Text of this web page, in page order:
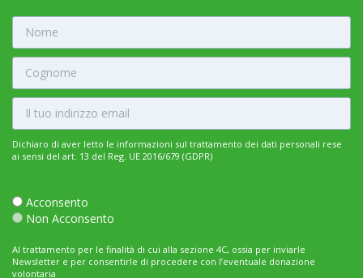
Dichiaro di aver letto le informazioni sul trattamento dei dati personali rese
ai sensi del art. 13 del Reg. UE 2016/679 (GDPR)
Acconsento
Non Acconsento
Al trattamento per le finalità di cui alla sezione 4C, ossia per inviarle
Newsletter e per consentirle di procedere con l’eventuale donazione
volontaria